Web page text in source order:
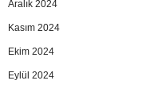
Aralık 2024
Kasım 2024
Ekim 2024
Eylül 2024